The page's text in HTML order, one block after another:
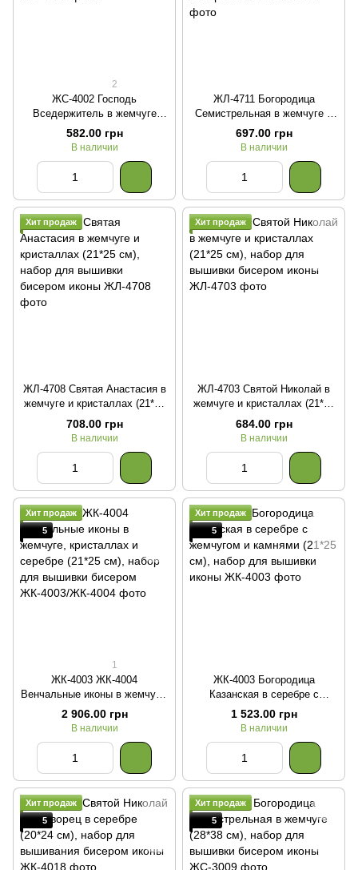
2
ЖС-4002 Господь
Вседержитель в жемчуге
(21*25 см), набор для
вышивки бисером иконы
582.00 грн
В наличии
ЖЛ-4711 Богородица
Семистрельная в жемчуге и
кристаллах (21*25 см), набор
для вышивки бисером иконы
697.00 грн
В наличии
Хит продаж
ЖЛ-4708 Святая Анастасия в
жемчуге и кристаллах (21*25
см), набор для вышивки
бисером иконы
708.00 грн
В наличии
Хит продаж
ЖЛ-4703 Святой Николай в
жемчуге и кристаллах (21*25
см), набор для вышивки
бисером иконы
684.00 грн
В наличии
Хит продаж
5
1
ЖК-4003 ЖК-4004
Венчальные иконы в жемчуге,
кристаллах и серебре (21*25
см), набор для вышивки
2 906.00 грн
В наличии
Хит продаж
5
ЖК-4003 Богородица
Казанская в серебре с
жемчугом и камнями (21*25
см), набор для вышивки
1 523.00 грн
В наличии
Хит продаж
5
Хит продаж
5